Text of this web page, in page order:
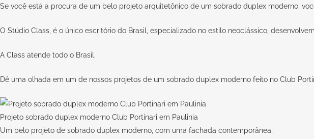
Se você está a procura de um belo projeto arquitetônico de um sobrado duplex moderno,
O Stúdio Class, é o único escritório do Brasil, especializado no estilo neoclássico,
A Class atende todo o Brasil.
Dê uma olhada em um de nossos projetos de um sobrado duplex moderno feito no Club
Projeto sobrado duplex moderno Club Portinari em Paulinia
Um belo projeto de sobrado duplex moderno, com uma fachada contemporânea,